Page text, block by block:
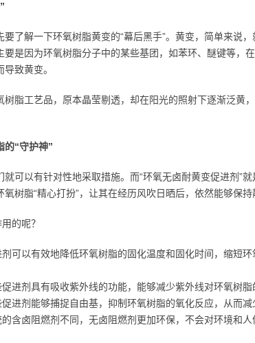
了解一下环氧树脂黄变的“幕后黑手”。黄变，简单来说
是因为环氧树脂分子中的某些基团，如苯环、醚键等，
致黄变。
脂工艺品，原本晶莹剔透，却在阳光的照射下逐渐泛黄
的“守护神”
可以有针对性地采取措施。而“环氧无卤耐黄变促进剂”
树脂“精心打扮”，让其在经历风吹日晒后，依然能够保持
的呢？
剂可以有效地降低环氧树脂的固化温度和固化时间，缩短
进剂具有吸收紫外线的功能，能够减少紫外线对环氧树脂
进剂能够捕捉自由基，抑制环氧树脂的氧化反应，从而减
含卤阻燃剂不同，无卤阻燃剂更加环保，不会对环境和